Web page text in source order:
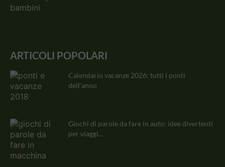
ARTICOLI POPOLARI
Calendario vacanze 2026: tutti i ponti
dell’anno
Giochi di parole da fare in auto: idee divertenti
per viaggi...